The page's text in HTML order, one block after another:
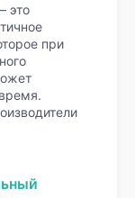
это
при